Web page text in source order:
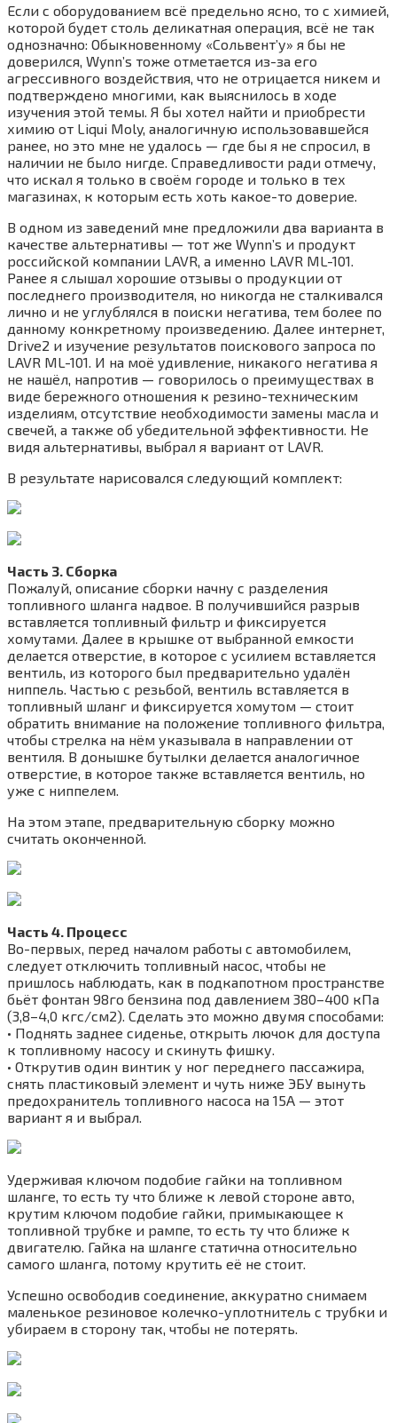
Если с оборудованием всё предельно ясно, то с химией,
которой будет столь деликатная операция, всё не так
однозначно: Обыкновенному «Сольвент’у» я бы не
доверился, Wynn’s тоже отметается из-за его
агрессивного воздействия, что не отрицается никем и
подтверждено многими, как выяснилось в ходе
изучения этой темы. Я бы хотел найти и приобрести
химию от Liqui Moly, аналогичную использовавшейся
ранее, но это мне не удалось — где бы я не спросил, в
наличии не было нигде. Справедливости ради отмечу,
что искал я только в своём городе и только в тех
магазинах, к которым есть хоть какое-то доверие.
В одном из заведений мне предложили два варианта в
качестве альтернативы — тот же Wynn’s и продукт
российской компании LAVR, а именно LAVR ML-101.
Ранее я слышал хорошие отзывы о продукции от
последнего производителя, но никогда не сталкивался
лично и не углублялся в поиски негатива, тем более по
данному конкретному произведению. Далее интернет,
Drive2 и изучение результатов поискового запроса по
LAVR ML-101. И на моё удивление, никакого негатива я
не нашёл, напротив — говорилось о преимуществах в
виде бережного отношения к резино-техническим
изделиям, отсутствие необходимости замены масла и
свечей, а также об убедительной эффективности. Не
видя альтернативы, выбрал я вариант от LAVR.
В результате нарисовался следующий комплект:
Часть 3. Сборка
Пожалуй, описание сборки начну с разделения
топливного шланга надвое. В получившийся разрыв
вставляется топливный фильтр и фиксируется
хомутами. Далее в крышке от выбранной емкости
делается отверстие, в которое с усилием вставляется
вентиль, из которого был предварительно удалён
ниппель. Частью с резьбой, вентиль вставляется в
топливный шланг и фиксируется хомутом — стоит
обратить внимание на положение топливного фильтра,
чтобы стрелка на нём указывала в направлении от
вентиля. В донышке бутылки делается аналогичное
отверстие, в которое также вставляется вентиль, но
уже с ниппелем.
На этом этапе, предварительную сборку можно
считать оконченной.
Часть 4. Процесс
Во-первых, перед началом работы с автомобилем,
следует отключить топливный насос, чтобы не
пришлось наблюдать, как в подкапотном пространстве
бьёт фонтан 98го бензина под давлением 380–400 кПа
(3,8–4,0 кгс/см2). Сделать это можно двумя способами:
• Поднять заднее сиденье, открыть лючок для доступа
к топливному насосу и скинуть фишку.
• Открутив один винтик у ног переднего пассажира,
снять пластиковый элемент и чуть ниже ЭБУ вынуть
предохранитель топливного насоса на 15А — этот
вариант я и выбрал.
Удерживая ключом подобие гайки на топливном
шланге, то есть ту что ближе к левой стороне авто,
крутим ключом подобие гайки, примыкающее к
топливной трубке и рампе, то есть ту что ближе к
двигателю. Гайка на шланге статична относительно
самого шланга, потому крутить её не стоит.
Успешно освободив соединение, аккуратно снимаем
маленькое резиновое колечко-уплотнитель с трубки и
убираем в сторону так, чтобы не потерять.